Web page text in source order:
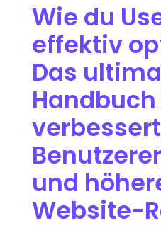
Wie du
effektiv
Das
und
Website-